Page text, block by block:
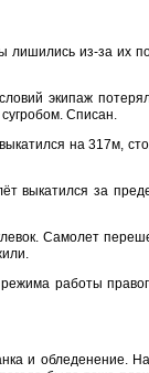
из-за их
экипаж
Списан.
на 317м,
выкатился за
Самолет
работы
и обледенение.